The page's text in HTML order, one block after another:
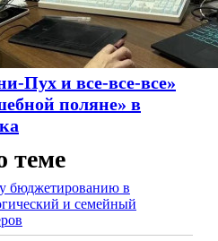
Пух и все-все-все»
поляне» в
теме
бюджетированию в
и семейный